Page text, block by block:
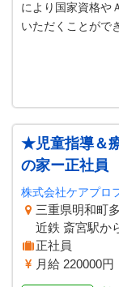
により国家資格や
いただくことがで
★児童指導＆
の家ー正社員
株式会社ケアプロ
三重県明和町
近鉄 斎宮駅か
正社員
月給 220000円